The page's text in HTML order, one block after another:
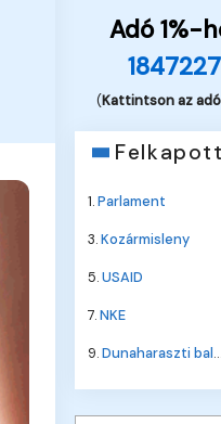
Adó 1%-
(Kattintson az
Felkapott
1.Parlament
3.Kozármisleny
5.USAID
7.NKE
9.Dunaharaszti baleset